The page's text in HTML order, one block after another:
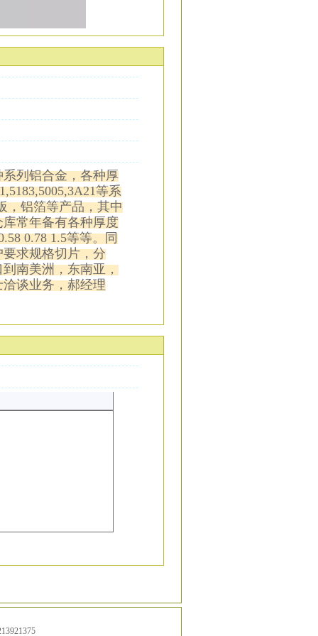
列铝合金，各种厚
等系
，铝箔等产品，其中
常年备有各种厚度
0.78 1.5等等。同
求规格切片，分
南美洲，东南亚，
谈业务，郝经理